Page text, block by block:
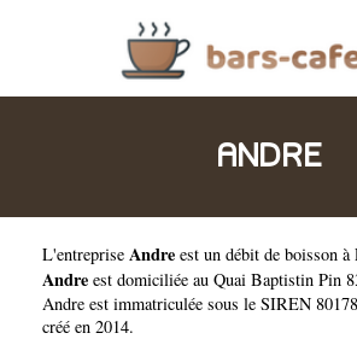
ANDRE
L'entreprise Andre est un débit de boisson à
Andre est domiciliée au Quai Baptistin Pin
Andre est immatriculée sous le SIREN
créé en 2014.